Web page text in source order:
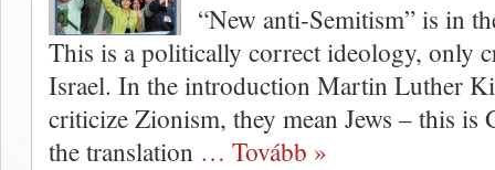
“New anti-Semitism” is in
This is a politically correct ideology, only
Israel. In the introduction Martin Luther
criticize Zionism, they mean Jews – this is
the translation … Tovább »